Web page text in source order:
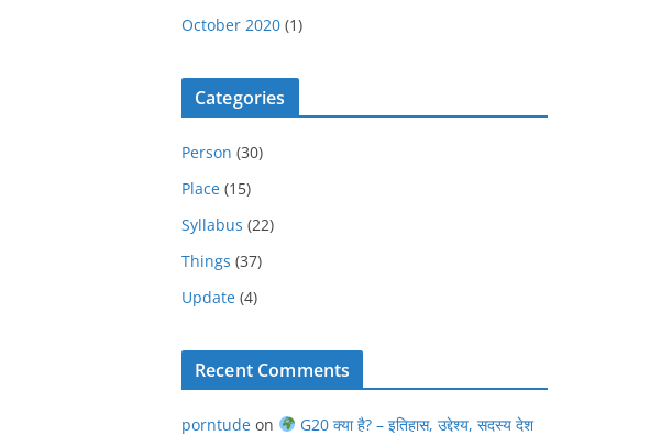
October 2020 (1)
Categories
Person (30)
Place (15)
Syllabus (22)
Things (37)
Update (4)
Recent Comments
porntude on
G20 क्या है? – इतिहास, उद्देश्य, सदस्य देश